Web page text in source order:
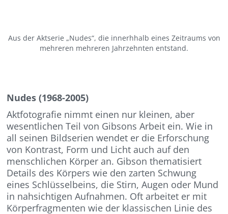
Aus der Aktserie „Nudes“, die innerhhalb eines Zeitraums von
mehreren mehreren Jahrzehnten entstand.
Nudes (1968-2005)
Aktfotografie nimmt einen nur kleinen, aber
wesentlichen Teil von Gibsons Arbeit ein. Wie in
all seinen Bildserien wendet er die Erforschung
von Kontrast, Form und Licht auch auf den
menschlichen Körper an. Gibson thematisiert
Details des Körpers wie den zarten Schwung
eines Schlüsselbeins, die Stirn, Augen oder Mund
in nahsichtigen Aufnahmen. Oft arbeitet er mit
Körperfragmenten wie der klassischen Linie des